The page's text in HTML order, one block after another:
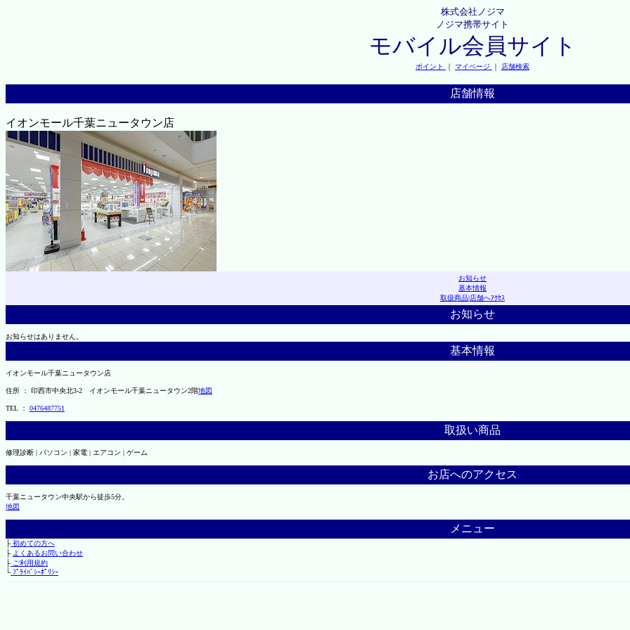
株式会社ノジマ
ノジマ携帯サイト
モバイル会員サイト
ポイント ｜ マイページ ｜ 店舗検索
店舗情報
イオンモール千葉ニュータウン店
お知らせ
基本情報
取扱商品|店舗へｱｸｾｽ
お知らせ
お知らせはありません。
基本情報
イオンモール千葉ニュータウン店
住所 ： 印西市中央北3-2 イオンモール千葉ニュータウン2階地図
TEL ： 0476487751
取扱い商品
修理診断 | パソコン | 家電 | エアコン | ゲーム
お店へのアクセス
千葉ニュータウン中央駅から徒歩5分。
地図
メニュー
├初めての方へ
├ よくあるお問い合わせ
├ご利用規約
└ﾌﾟﾗｲﾊﾞｼｰﾎﾟﾘｼｰ